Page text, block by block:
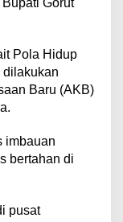
Gorut
Pola Hidup
dilakukan
Baru (AKB)
imbauan
bertahan di
pusat